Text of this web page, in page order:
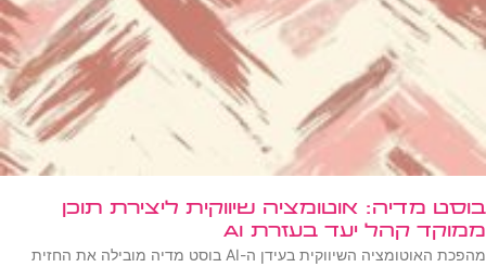
בוסט מדיה: אוטומציה שיווקית ליצירת תוכן
ממוקד קהל יעד בעזרת AI
מהפכת האוטומציה השיווקית בעידן ה-AI בוסט מדיה מובילה את החזית